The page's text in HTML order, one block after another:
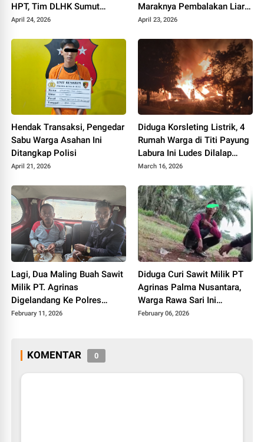
HPT, Tim DLHK Sumut
Tinjau Lokasi
April 24, 2026
Maraknya Pembalakan Liar
di Desa Poldung
April 23, 2026
Hendak Transaksi, Pengedar
Sabu Warga Asahan Ini
Ditangkap Polisi
April 21, 2026
Diduga Korsleting Listrik, 4
Rumah Warga di Titi Payung
Labura Ini Ludes Dilalap
Sijago Merah
March 16, 2026
Lagi, Dua Maling Buah Sawit
Milik PT. Agrinas
Digelandang Ke Polres
Labuhanbatu
February 11, 2026
Diduga Curi Sawit Milik PT
Agrinas Palma Nusantara,
Warga Rawa Sari Ini
Diamankan Petugas
February 06, 2026
KOMENTAR 0